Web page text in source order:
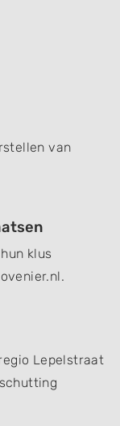
van
klus
Lepelstraat